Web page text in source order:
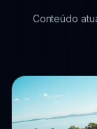
Conteúdo